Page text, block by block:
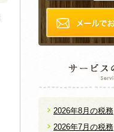
2026年8月の税務
2026年7月の税務